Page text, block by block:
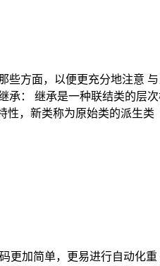
些方面，以便更充分地注意
承： 继承是一种联结类的
，新类称为原始类的派生
更加简单，更易进行自动